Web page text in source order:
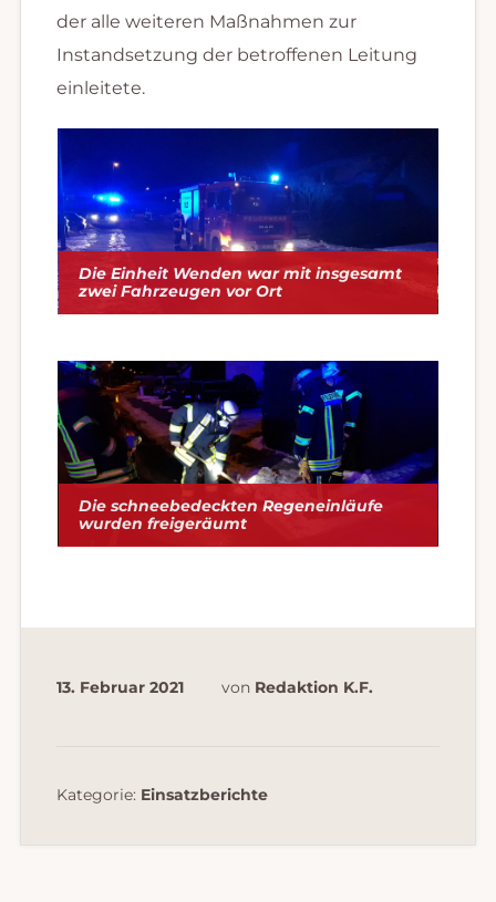
der alle weiteren Maßnahmen zur
Instandsetzung der betroffenen Leitung
einleitete.
Die Einheit Wenden war mit insgesamt
zwei Fahrzeugen vor Ort
Die schneebedeckten Regeneinläufe
wurden freigeräumt
13. Februar 2021 von Redaktion K.F.
Kategorie: Einsatzberichte